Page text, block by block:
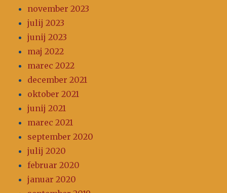
november 2023
julij 2023
junij 2023
maj 2022
marec 2022
december 2021
oktober 2021
junij 2021
marec 2021
september 2020
julij 2020
februar 2020
januar 2020